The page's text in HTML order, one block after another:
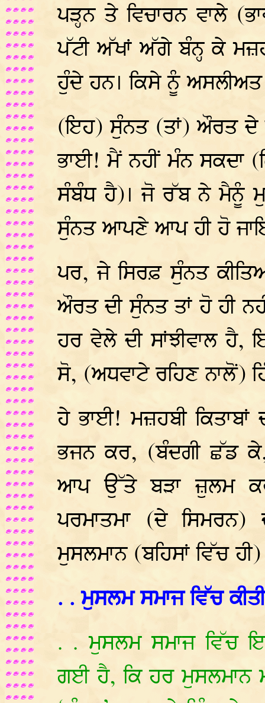
ਪੜ੍ਹਨ ਤੇ ਵਿਚਾਰਨ ਵਾਲੇ
ਪੱਟੀ ਅੱਖਾਂ ਅੱਗੇ ਬੰਨ੍ਹ ਕੇ
ਹੁੰਦੇ ਹਨ। ਕਿਸੇ ਨੂੰ
(ਇਹ) ਸੁੰਨਤ (ਤਾਂ) ਔਰਤ ਦੇ
ਭਾਈ! ਮੈਂ ਨਹੀਂ ਮੰਨ ਸਕਦਾ
ਸੰਬੰਧ ਹੈ)। ਜੋ ਰੱਬ ਨੇ ਮੈਨੂੰ
ਸੁੰਨਤ ਆਪਣੇ ਆਪ ਹੀ ਹੋ
ਪਰ, ਜੇ ਸਿਰਫ਼ ਸੁੰਨਤ
ਔਰਤ ਦੀ ਸੁੰਨਤ ਤਾਂ ਹੋ ਹੀ
ਹਰ ਵੇਲੇ ਦੀ ਸਾਂਝੀਵਾਲ ਹੈ,
ਸੋ, (ਅਧਵਾਟੇ ਰਹਿਣ ਨਾਲੋਂ)
ਹੇ ਭਾਈ! ਮਜ਼ਹਬੀ
ਭਜਨ ਕਰ, (ਬੰਦਗੀ ਛੱਡ
ਆਪ ਉੱਤੇ ਬੜਾ ਜ਼ੁਲਮ
ਪਰਮਾਤਮਾ (ਦੇ
ਮੁਸਲਮਾਨ (ਬਹਿਸਾਂ ਵਿੱਚ
. . ਮੁਸਲਮ ਸਮਾਜ ਵਿੱਚ
. . ਮੁਸਲਮ ਸਮਾਜ ਵਿੱਚ
ਗਈ ਹੈ, ਕਿ ਹਰ ਮੁਸਲਮਾਨ